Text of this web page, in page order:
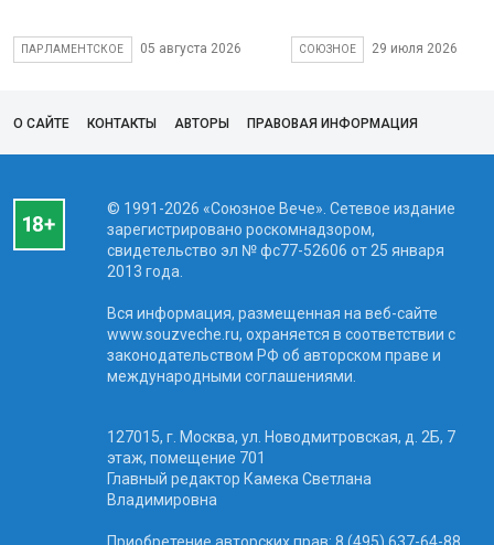
ПАРЛАМЕНТСКОЕ 05 августа 2026 СОЮЗНОЕ 29 июля 2026
О САЙТЕ КОНТАКТЫ АВТОРЫ ПРАВОВАЯ ИНФОРМАЦИЯ
© 1991-2026 «Союзное Вече». Сетевое издание
зарегистрировано роскомнадзором,
свидетельство эл № фc77-52606 от 25 января
2013 года.
Вся информация, размещенная на веб-сайте
www.souzveche.ru, охраняется в соответствии с
законодательством РФ об авторском праве и
международными соглашениями.
127015, г. Москва, ул. Новодмитровская, д. 2Б, 7
этаж, помещение 701
Главный редактор Камека Светлана
Владимировна
Приобретение авторских прав: 8 (495) 637-64-88